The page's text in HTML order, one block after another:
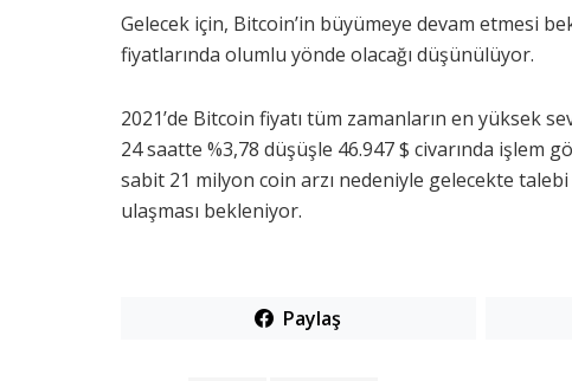
Gelecek için, Bitcoin’in büyümeye devam etmesi
fiyatlarında olumlu yönde olacağı düşünülüyor.
2021’de Bitcoin fiyatı tüm zamanların en yüksek
24 saatte %3,78 düşüşle 46.947 $ civarında
sabit 21 milyon coin arzı nedeniyle gelecekte
ulaşması bekleniyor.
Paylaş